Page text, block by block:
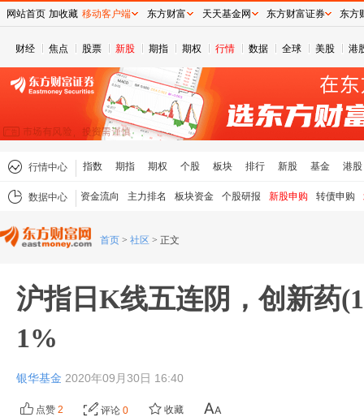
财经 焦点 股票 新股 期指 期权 行情 数据 全球 美股 港
行情中心 指数 期指 期权 个股 板块 排行 新股 基金 港股
数据中心 资金流向 主力排名 板块资金 个股研报 新股申购 转债申购
首页 > 社区 > 正文
沪指日K线五连阴，创新药
1%
银华基金 2020年09月30日 16:40
点赞 2 评论 0 收藏
网站首页 加收藏 移动客户端 东方财富 天天基金网 东方财富证券 东方